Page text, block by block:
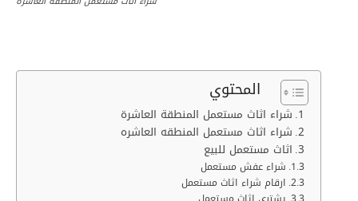
المحتوي
شراء اثاث مستعمل المنطقة العاشرة
شراء اثاث مستعمل المنطقه العاشره
اثاث مستعمل للبيع
شراء عفش مستعمل
ارقام شراء اثاث مستعمل